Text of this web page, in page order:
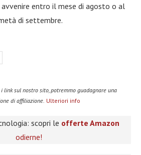
avvenire entro il mese di agosto o al
di settembre.
link sul nostro sito, potremmo guadagnare una
di affiliazione. Ulteriori info
scopri le offerte Amazon
odierne!